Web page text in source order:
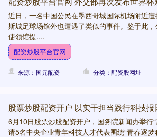
近日，一名中国公民在墨西哥城国际机场附近
斯城足球场馆外也遭遇了类似的事件。鉴于此
使领馆提....
配资炒股平台官网
来源：国元配资 分类：配资股网址
股票炒股配资开户 以实干担当践行科技报
6月10日股票炒股配资开户，国务院新闻办举行
请5名中央企业青年科技人才代表围绕“青春逐